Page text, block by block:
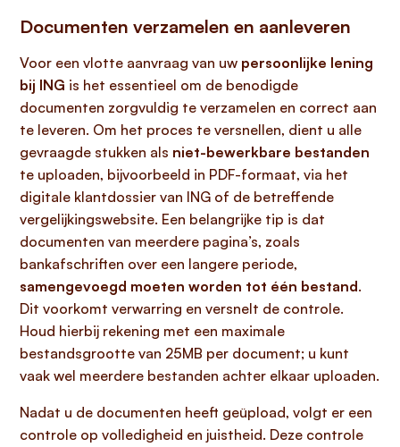
Documenten verzamelen en aanleveren
Voor een vlotte aanvraag van uw persoonlijke lening
bij ING is het essentieel om de benodigde
documenten zorgvuldig te verzamelen en correct aan
te leveren. Om het proces te versnellen, dient u alle
gevraagde stukken als niet-bewerkbare bestanden
te uploaden, bijvoorbeeld in PDF-formaat, via het
digitale klantdossier van ING of de betreffende
vergelijkingswebsite. Een belangrijke tip is dat
documenten van meerdere pagina’s, zoals
bankafschriften over een langere periode,
samengevoegd moeten worden tot één bestand.
Dit voorkomt verwarring en versnelt de controle.
Houd hierbij rekening met een maximale
bestandsgrootte van 25MB per document; u kunt
vaak wel meerdere bestanden achter elkaar uploaden.
Nadat u de documenten heeft geüpload, volgt er een
controle op volledigheid en juistheid. Deze controle